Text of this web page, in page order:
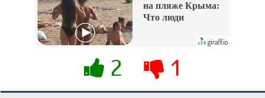
на пляже Крыма:
Что люди
их не видят...
2 1